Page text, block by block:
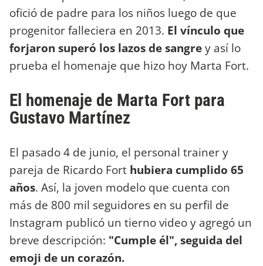
ofició de padre para los niños luego de que
progenitor falleciera en 2013. El vínculo que
forjaron superó los lazos de sangrey así lo
prueba el homenaje que hizo hoy Marta Fort.
El homenaje de Marta Fort para
Gustavo Martínez
El pasado 4 de junio, el personal trainer y
pareja de Ricardo Fort hubiera cumplido 65
años. Así, la joven modelo que cuenta con
más de 800 mil seguidores en su perfil de
Instagram publicó un tierno video y agregó un
breve descripción: "Cumple él", seguida del
emoji de un corazón.